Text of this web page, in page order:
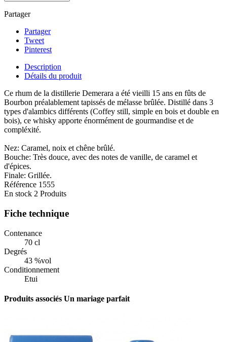
Partager
Partager
Tweet
Pinterest
Description
Détails du produit
Ce rhum de la distillerie Demerara a été vieilli 15 ans en fûts de
Bourbon préalablement tapissés de mélasse brûlée. Distillé dans 3
types d'alambics différents (Coffey still, simple en bois et double en
bois), ce whisky apporte énormément de gourmandise et de
compléxité.
Nez: Caramel, noix et chêne brûlé.
Bouche: Très douce, avec des notes de vanille, de caramel et
d'épices.
Finale: Grillée.
Référence 1555
En stock 2 Produits
Fiche technique
Contenance
70 cl
Degrés
43 %vol
Conditionnement
Etui
Produits associés Un mariage parfait